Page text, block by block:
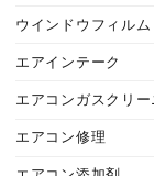
ウインドウフィルム
エアインテーク
エアコンガスクリ
エアコン修理